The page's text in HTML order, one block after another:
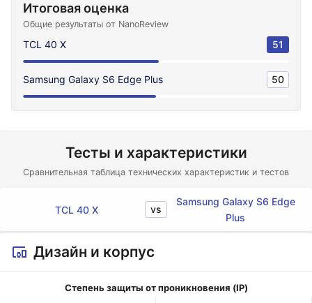
Итоговая оценка
Общие результаты от NanoReview
TCL 40 X 51
Samsung Galaxy S6 Edge Plus 50
Тесты и характеристики
Сравнительная таблица технических характеристик и тестов
TCL 40 X vs
Samsung Galaxy S6 Edge
Plus
Дизайн и корпус
Степень защиты от проникновения (IP)